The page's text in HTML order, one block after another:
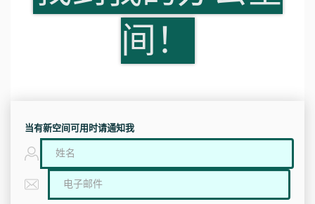
间！
当有新空间可用时请通知我